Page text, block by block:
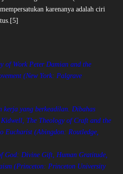
karenanya adalah ciri
of Work Peter Damian and the
(New York: Palgrave
yang berkeadilan. Dibahas
The Theology of Craft and the
Eucharist (Abingdon: Routledge,
God: Divine Gift, Human Gratitude,
(Princeton: Princeton University